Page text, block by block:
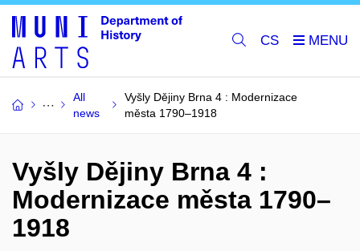
CS
All
news
Vyšly Dějiny Brna 4 : Modernizace
města 1790–1918
Vyšly Dějiny Brna 4 :
Modernizace města 1790–
1918